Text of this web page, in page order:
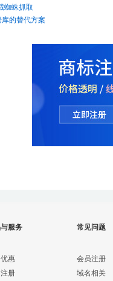
蜘蛛抓取
的替代方案
服务
惠
册
常见问题
会员注册
域名相关